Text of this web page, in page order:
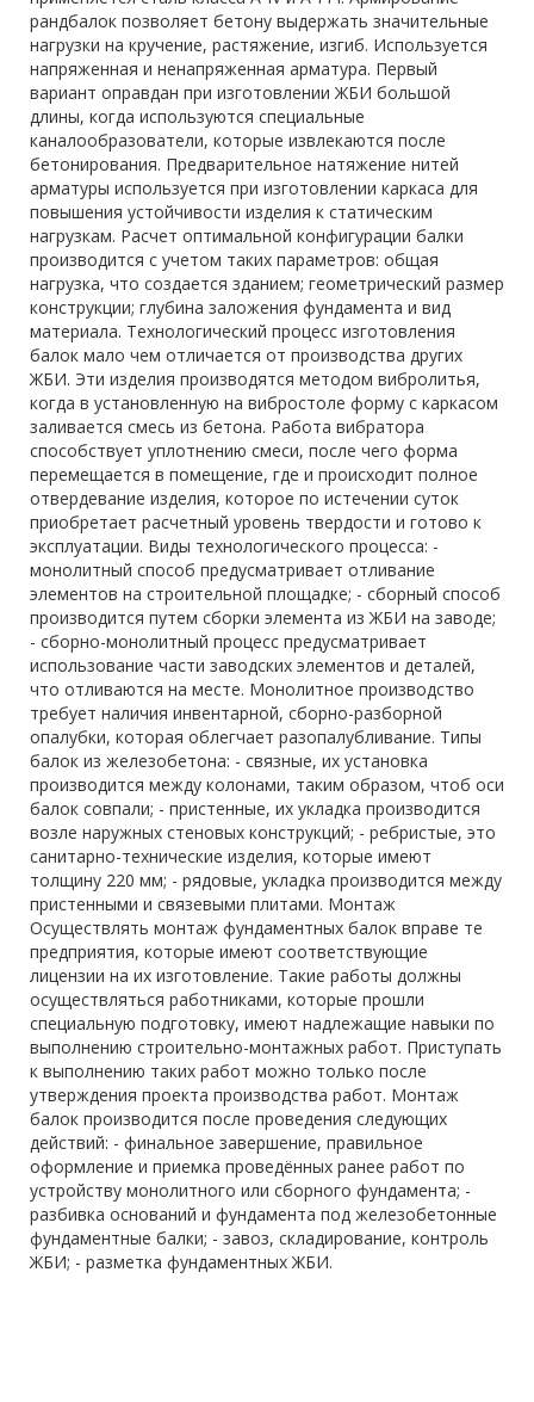
рандбалок позволяет бетону выдержать значительные
нагрузки на кручение, растяжение, изгиб. Используется
напряженная и ненапряженная арматура. Первый
вариант оправдан при изготовлении ЖБИ большой
длины, когда используются специальные
каналообразователи, которые извлекаются после
бетонирования. Предварительное натяжение нитей
арматуры используется при изготовлении каркаса для
повышения устойчивости изделия к статическим
нагрузкам. Расчет оптимальной конфигурации балки
производится с учетом таких параметров: общая
нагрузка, что создается зданием; геометрический размер
конструкции; глубина заложения фундамента и вид
материала. Технологический процесс изготовления
балок мало чем отличается от производства других
ЖБИ. Эти изделия производятся методом вибролитья,
когда в установленную на вибростоле форму с каркасом
заливается смесь из бетона. Работа вибратора
способствует уплотнению смеси, после чего форма
перемещается в помещение, где и происходит полное
отвердевание изделия, которое по истечении суток
приобретает расчетный уровень твердости и готово к
эксплуатации. Виды технологического процесса: -
монолитный способ предусматривает отливание
элементов на строительной площадке; - сборный способ
производится путем сборки элемента из ЖБИ на заводе;
- сборно-монолитный процесс предусматривает
использование части заводских элементов и деталей,
что отливаются на месте. Монолитное производство
требует наличия инвентарной, сборно-разборной
опалубки, которая облегчает разопалубливание. Типы
балок из железобетона: - связные, их установка
производится между колонами, таким образом, чтоб оси
балок совпали; - пристенные, их укладка производится
возле наружных стеновых конструкций; - ребристые, это
санитарно-технические изделия, которые имеют
толщину 220 мм; - рядовые, укладка производится между
пристенными и связевыми плитами. Монтаж
Осуществлять монтаж фундаментных балок вправе те
предприятия, которые имеют соответствующие
лицензии на их изготовление. Такие работы должны
осуществляться работниками, которые прошли
специальную подготовку, имеют надлежащие навыки по
выполнению строительно-монтажных работ. Приступать
к выполнению таких работ можно только после
утверждения проекта производства работ. Монтаж
балок производится после проведения следующих
действий: - финальное завершение, правильное
оформление и приемка проведённых ранее работ по
устройству монолитного или сборного фундамента; -
разбивка оснований и фундамента под железобетонные
фундаментные балки; - завоз, складирование, контроль
ЖБИ; - разметка фундаментных ЖБИ.